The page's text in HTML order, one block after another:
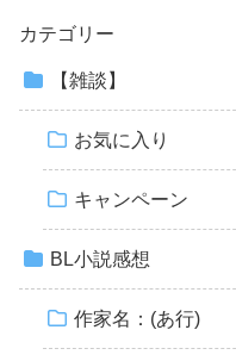
カテゴリー
【雑談】
お気に入り
キャンペーン
BL小説感想
作家名：(あ行)